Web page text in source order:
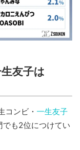
友子は
コンビ・ 一生友子
も2位につけてい